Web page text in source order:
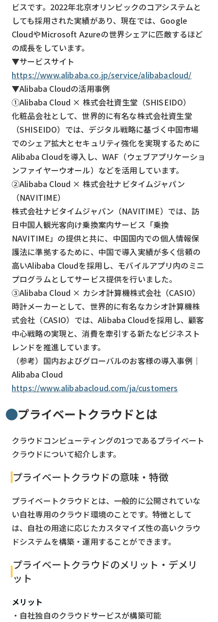
ビスです。2022年北京オリンピックのコアシステムと
しても採用された実績があり、現在では、Google
CloudやMicrosoft Azureの世界シェアに匹敵するほど
の成長をしています。
▼サービスサイト
https://www.alibaba.co.jp/service/alibabacloud/
▼Alibaba Cloudの活用事例
①Alibaba Cloud × 株式会社資生堂（SHISEIDO）
化粧品会社として、世界的に有名な株式会社資生堂
（SHISEIDO）では、デジタル戦略に基づく中国市場
でのシェア拡大とセキュリティ強化を実現するために
Alibaba Cloudを導入し、WAF（ウェブアプリケーショ
ンファイヤーウオール）などを活用しています。
②Alibaba Cloud × 株式会社ナビタイムジャパン
（NAVITIME）
株式会社ナビタイムジャパン（NAVITIME）では、訪
日中国人観光客向け乗換案内サービス「乗換
NAVITIME」の提供と共に、中国国内での個人情報保
護法に準拠するために、中国で導入実績が多く信頼の
高いAlibaba Cloudを採用し、モバイルアプリ内のミニ
プログラムとしてサービス提供を行いました。
③Alibaba Cloud × カシオ計算機株式会社（CASIO）
時計メーカーとして、世界的に有名なカシオ計算機株
式会社（CASIO）では、Alibaba Cloudを採用し、顧客
中心戦略の実現と、消費を牽引する新たなビジネスト
レンドを推進しています。
（参考）国内およびグローバルのお客様の導入事例｜
Alibaba Cloud
https://www.alibabacloud.com/ja/customers
プライベートクラウドとは
クラウドコンピューティングの1つであるプライベート
クラウドについて紹介します。
プライベートクラウドの意味・特徴
プライベートクラウドとは、一般的に公開されていな
い自社専用のクラウド環境のことです。特徴として
は、自社の用途に応じたカスタマイズ性の高いクラウ
ドシステムを構築・運用することができます。
プライベートクラウドのメリット・デメリ
ット
メリット
・自社独自のクラウドサービスが構築可能